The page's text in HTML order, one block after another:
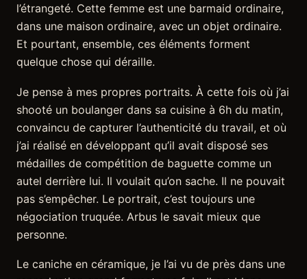
l’étrangeté. Cette femme est une barmaid ordinaire,
dans une maison ordinaire, avec un objet ordinaire.
Et pourtant, ensemble, ces éléments forment
quelque chose qui déraille.
Je pense à mes propres portraits. À cette fois où j’ai
shooté un boulanger dans sa cuisine à 6h du matin,
convaincu de capturer l’authenticité du travail, et où
j’ai réalisé en développant qu’il avait disposé ses
médailles de compétition de baguette comme un
autel derrière lui. Il voulait qu’on sache. Il ne pouvait
pas s’empêcher. Le portrait, c’est toujours une
négociation truquée. Arbus le savait mieux que
personne.
Le caniche en céramique, je l’ai vu de près dans une